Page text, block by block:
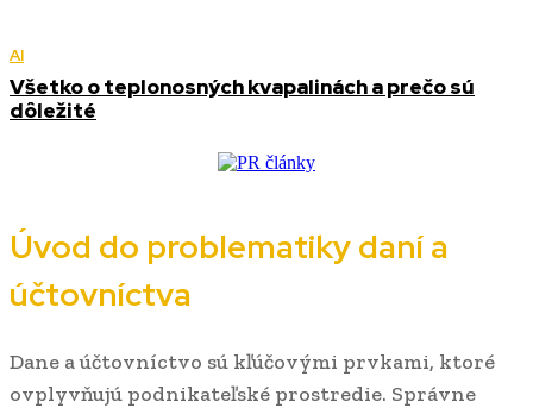
AI
Všetko o teplonosných kvapalinách a prečo sú
dôležité
Úvod do problematiky daní a
účtovníctva
Dane a účtovníctvo sú kľúčovými prvkami, ktoré
ovplyvňujú podnikateľské prostredie. Správne